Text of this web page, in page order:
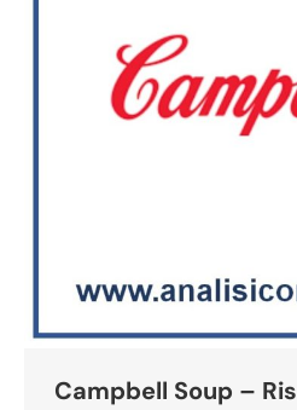
Campbell Soup –